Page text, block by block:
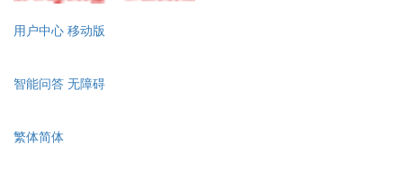
用户中心 移动版
智能问答 无障碍
繁体简体